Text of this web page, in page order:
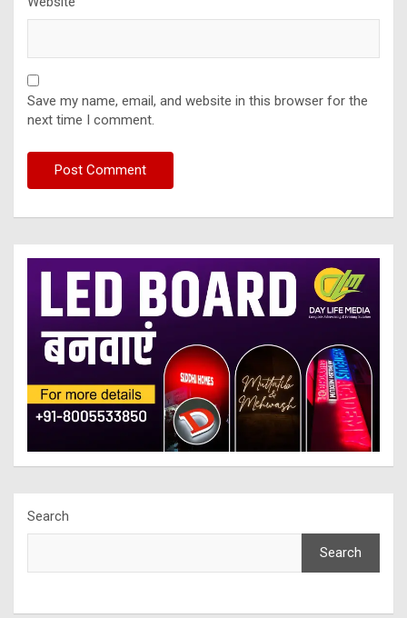
Save my name, email, and website in this browser for the
next time I comment.
Search
Search